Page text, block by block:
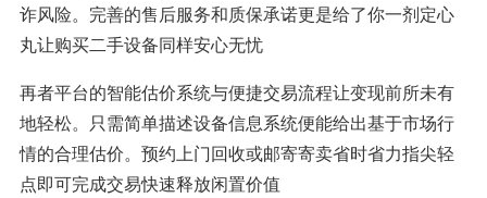
诈风险。完善的售后服务和质保承诺更是给了你一剂定心
丸让购买二手设备同样安心无忧
再者平台的智能估价系统与便捷交易流程让变现前所未有
地轻松。只需简单描述设备信息系统便能给出基于市场行
情的合理估价。预约上门回收或邮寄寄卖省时省力指尖轻
点即可完成交易快速释放闲置价值